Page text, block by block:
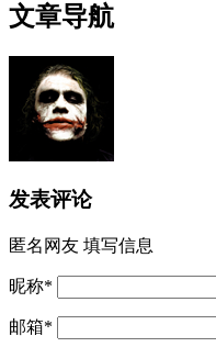
文章导航
发表评论
匿名网友 填写信息
昵称*
邮箱*